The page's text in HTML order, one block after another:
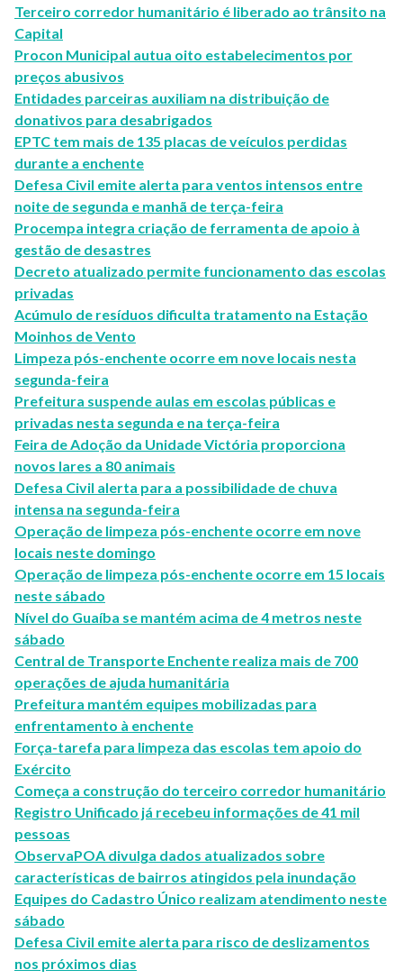
Terceiro corredor humanitário é liberado ao trânsito na
Capital
Procon Municipal autua oito estabelecimentos por
preços abusivos
Entidades parceiras auxiliam na distribuição de
donativos para desabrigados
EPTC tem mais de 135 placas de veículos perdidas
durante a enchente
Defesa Civil emite alerta para ventos intensos entre
noite de segunda e manhã de terça-feira
Procempa integra criação de ferramenta de apoio à
gestão de desastres
Decreto atualizado permite funcionamento das escolas
privadas
Acúmulo de resíduos dificulta tratamento na Estação
Moinhos de Vento
Limpeza pós-enchente ocorre em nove locais nesta
segunda-feira
Prefeitura suspende aulas em escolas públicas e
privadas nesta segunda e na terça-feira
Feira de Adoção da Unidade Victória proporciona
novos lares a 80 animais
Defesa Civil alerta para a possibilidade de chuva
intensa na segunda-feira
Operação de limpeza pós-enchente ocorre em nove
locais neste domingo
Operação de limpeza pós-enchente ocorre em 15 locais
neste sábado
Nível do Guaíba se mantém acima de 4 metros neste
sábado
Central de Transporte Enchente realiza mais de 700
operações de ajuda humanitária
Prefeitura mantém equipes mobilizadas para
enfrentamento à enchente
Força-tarefa para limpeza das escolas tem apoio do
Exército
Começa a construção do terceiro corredor humanitário
Registro Unificado já recebeu informações de 41 mil
pessoas
ObservaPOA divulga dados atualizados sobre
características de bairros atingidos pela inundação
Equipes do Cadastro Único realizam atendimento neste
sábado
Defesa Civil emite alerta para risco de deslizamentos
nos próximos dias